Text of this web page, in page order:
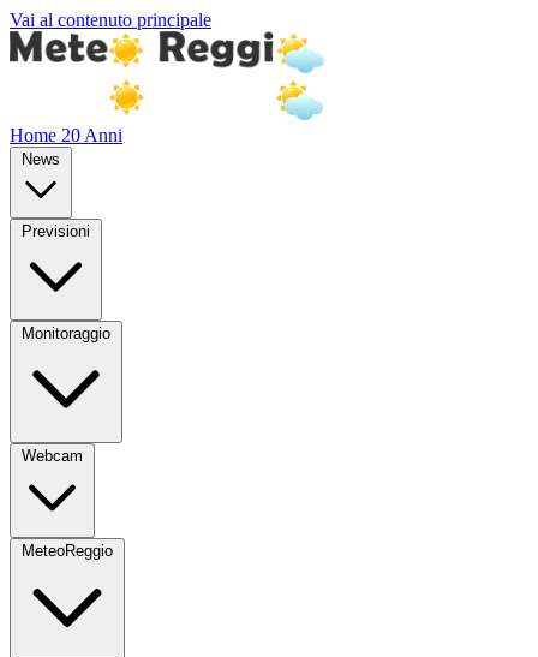
Vai al contenuto principale
Home 20 Anni
News
Previsioni
Monitoraggio
Webcam
MeteoReggio